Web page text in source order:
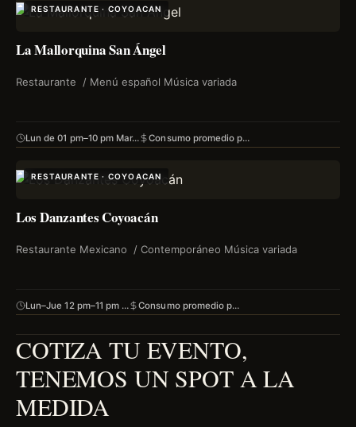
RESTAURANTE · COYOACAN
La Mallorquina San Ángel
Restaurante / Menú español Música variada
Lun de 01 pm–10 pm Mar… Consumo promedio p…
RESTAURANTE · COYOACAN
Los Danzantes Coyoacán
Restaurante Mexicano / Contemporáneo Música variada
Lun–Jue 12 pm–11 pm … Consumo promedio p…
COTIZA TU EVENTO,
TENEMOS UN SPOT A LA
MEDIDA